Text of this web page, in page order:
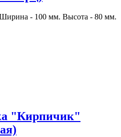
- 100 мм. Высота - 80 мм.
"Кирпичик"